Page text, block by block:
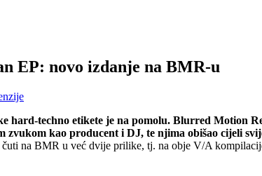
EP: novo izdanje na BMR-u
hard-techno etikete je na pomolu. Blurred Motion
zvukom kao producent i DJ, te njima obišao cijeli
na BMR u već dvije prilike, tj. na obje V/A